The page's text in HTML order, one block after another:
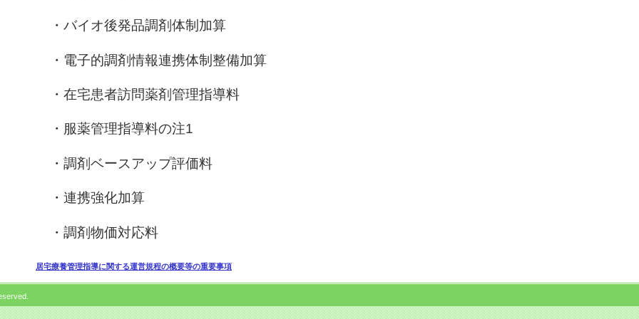
・バイオ後発品調剤体制加算
・電子的調剤情報連携体制整備加算
・在宅患者訪問薬剤管理指導料
・服薬管理指導料の注1
・調剤ベースアップ評価料
・連携強化加算
・調剤物価対応料
居宅療養管理指導に関する運営規程の概要等の重要事項